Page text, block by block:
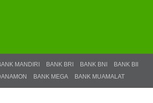
MANDIRI BANK BRI BANK BNI
BANK BII
BANK MEGA BANK MUAMALAT